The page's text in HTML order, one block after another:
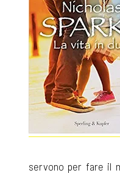
servono per fare il